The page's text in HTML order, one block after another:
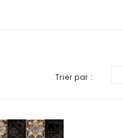
Trier par :